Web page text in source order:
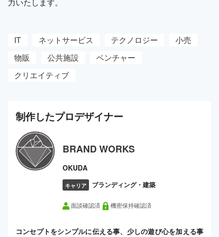
IT ネットサービス テクノロジー
小売
物販
公共施設
ベンチャー
クリエイティブ
制作したプロデザイナー
BRAND WORKS
OKUDA
キャリア ブランディング・建築
面談確認済 機密保持確認済
コンセプトをシンプルに伝える事、少しの遊び心を加える事